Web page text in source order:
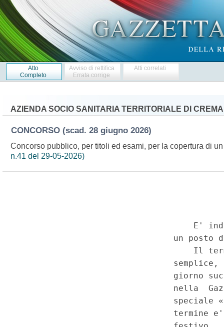
Atto
Completo
Avviso di rettifica
Errata corrige
Atti correlati
AZIENDA SOCIO SANITARIA TERRITORIALE DI CREMA
CONCORSO (scad. 28 giugno 2026)
Concorso pubblico, per titoli ed esami, per la copertura di
n.41 del 29-05-2026)